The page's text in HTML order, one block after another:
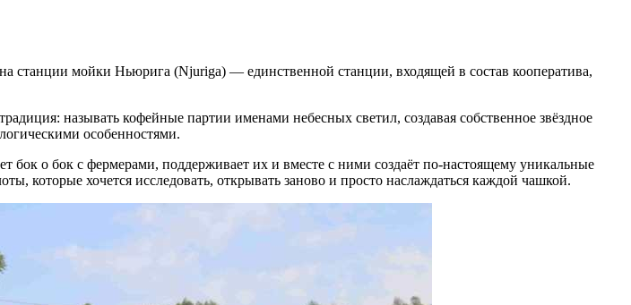
станции мойки Ньюрига (Njuriga) — единственной станции, входящей в состав кооператива,
называть кофейные партии именами небесных светил, создавая собственное звёздное
особенностями.
бок о бок с фермерами, поддерживает их и вместе с ними создаёт по-настоящему уникальные
которые хочется исследовать, открывать заново и просто наслаждаться каждой чашкой.